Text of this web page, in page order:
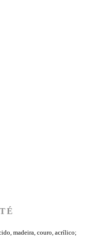
madeira, couro, acrílico;